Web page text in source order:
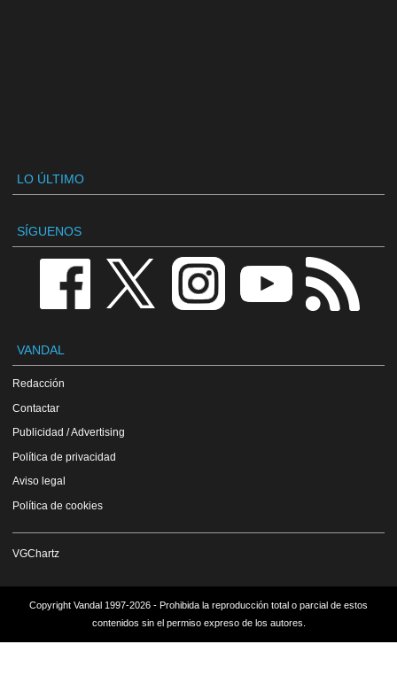
LO ÚLTIMO
SÍGUENOS
VANDAL
Redacción
Contactar
Publicidad / Advertising
Política de privacidad
Aviso legal
Política de cookies
VGChartz
Copyright Vandal 1997-2026 - Prohibida la reproducción total o parcial de estos
contenidos sin el permiso expreso de los autores.